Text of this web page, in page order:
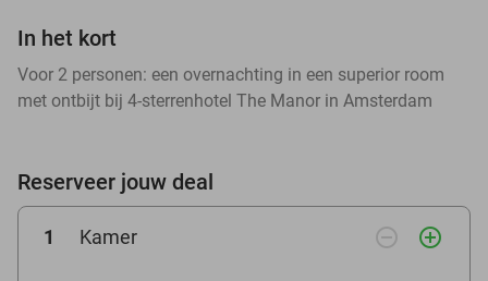
In het kort
Voor 2 personen: een overnachting in een superior room
met ontbijt bij 4-sterrenhotel The Manor in Amsterdam
Reserveer jouw deal
1 Kamer remove_circle_outline add_circle_outline